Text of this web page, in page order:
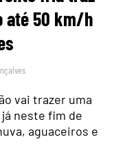
até 50 km/h
vai trazer uma
neste fim de
aguaceiros e